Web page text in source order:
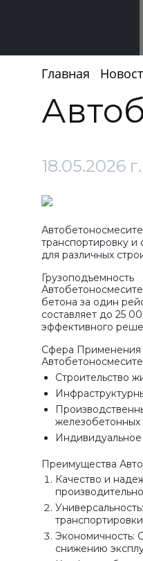
Главная
18.05.2026 г.
транспортировку
для различных
Грузоподъемность
бетона за один
составляет до 25
эффективного
Сфера Применения
Строительство
железобетонных
Индивидуальное
Преимущества
Качество и
Экономичность:
снижению